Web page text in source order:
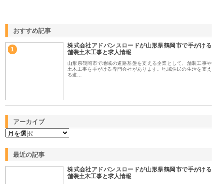
おすすめ記事
1
株式会社アドバンスロードが山形県鶴岡市で手がける
舗装土木工事と求人情報
山形県鶴岡市で地域の道路基盤を支える企業として、舗装工事や
土木工事を手がける専門会社があります。地域住民の生活を支え
る道…
アーカイブ
最近の記事
株式会社アドバンスロードが山形県鶴岡市で手がける
舗装土木工事と求人情報